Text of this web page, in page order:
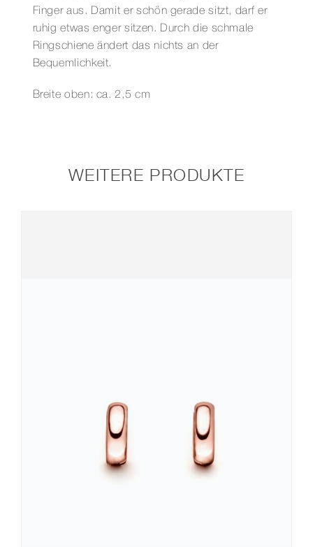
Finger aus. Damit er schön gerade sitzt, darf er
ruhig etwas enger sitzen. Durch die schmale
Ringschiene ändert das nichts an der
Bequemlichkeit.
Breite oben: ca. 2,5 cm
WEITERE PRODUKTE